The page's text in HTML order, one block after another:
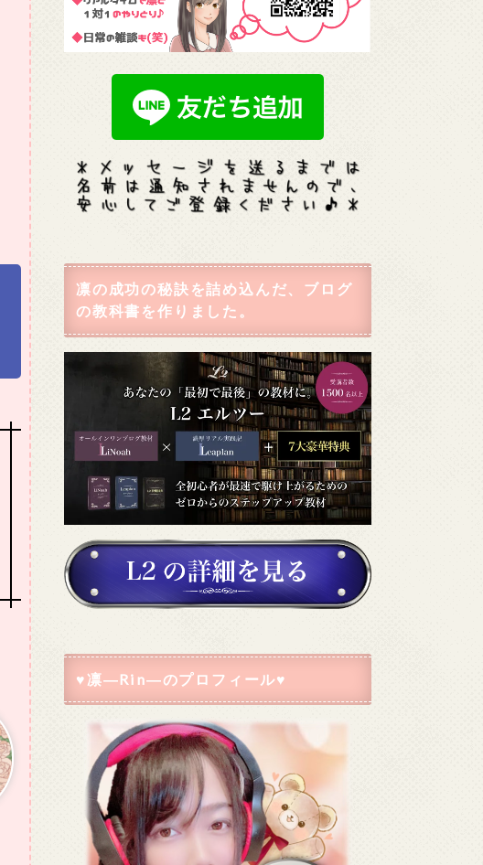
凛の成功の秘訣を詰め込んだ、ブログ
の教科書を作りました。
♥凛―Rin―のプロフィール♥